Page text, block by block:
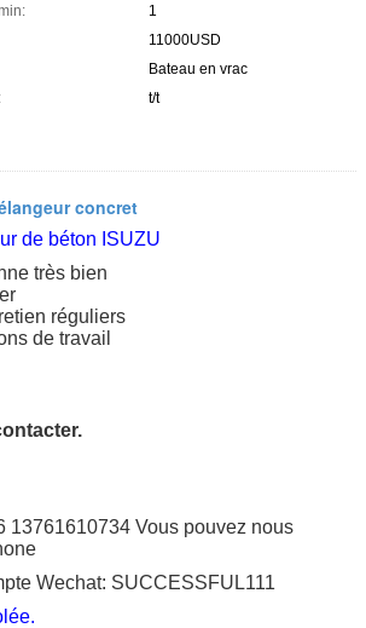
1
11000USD
Bateau en vrac
t/t
concret
de béton ISUZU
très bien
réguliers
de travail
13761610734 Vous pouvez nous
Wechat: SUCCESSFUL111